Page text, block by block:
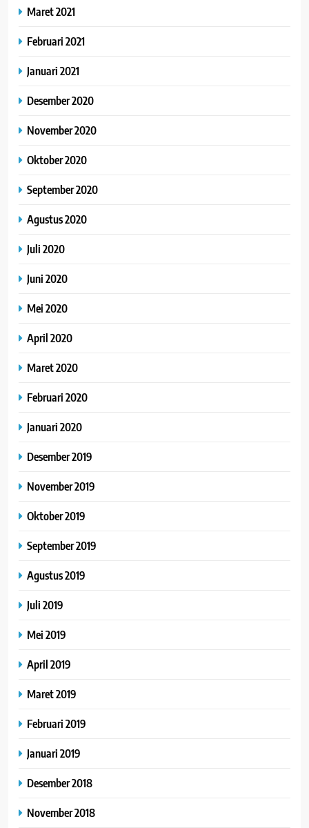
Maret 2021
Februari 2021
Januari 2021
Desember 2020
November 2020
Oktober 2020
September 2020
Agustus 2020
Juli 2020
Juni 2020
Mei 2020
April 2020
Maret 2020
Februari 2020
Januari 2020
Desember 2019
November 2019
Oktober 2019
September 2019
Agustus 2019
Juli 2019
Mei 2019
April 2019
Maret 2019
Februari 2019
Januari 2019
Desember 2018
November 2018